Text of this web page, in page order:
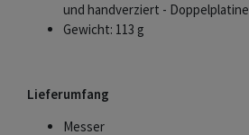
und handverziert - Doppelplatine
Gewicht: 113 g
Lieferumfang
Messer